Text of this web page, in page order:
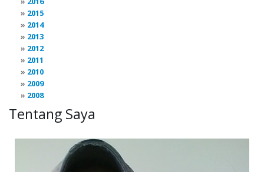
2015
2014
2013
2012
2011
2010
2009
2008
Tentang Saya